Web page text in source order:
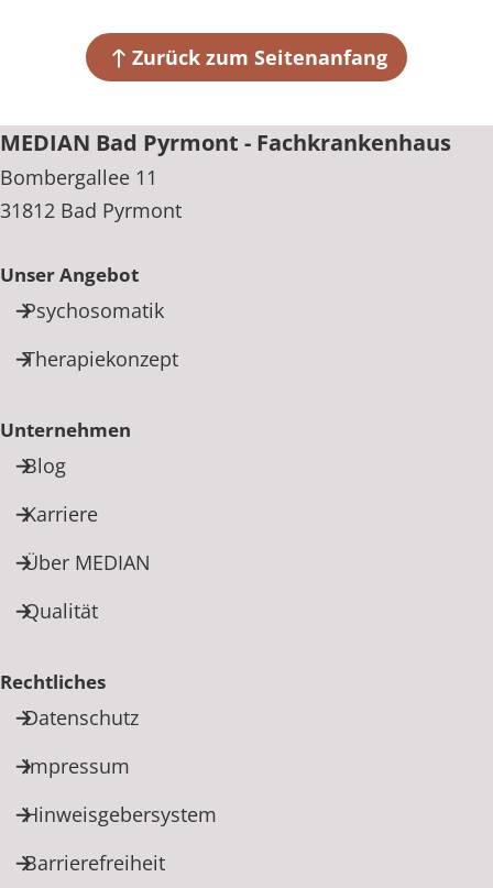
31812 Bad PyrmontZurück zum Seitenanfang
MEDIAN Bad Pyrmont - Fachkrankenhaus
Bombergallee 11
31812 Bad Pyrmont
Unser Angebot
Psychosomatik
Therapiekonzept
Unternehmen
Blog
Karriere
Über MEDIAN
Qualität
Rechtliches
Datenschutz
Impressum
Hinweisgebersystem
Barrierefreiheit